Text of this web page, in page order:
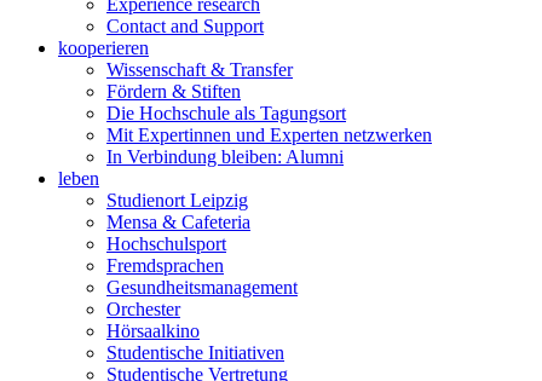
Experience research
Contact and Support
kooperieren
Wissenschaft & Transfer
Fördern & Stiften
Die Hochschule als Tagungsort
Mit Expertinnen und Experten netzwerken
In Verbindung bleiben: Alumni
leben
Studienort Leipzig
Mensa & Cafeteria
Hochschulsport
Fremdsprachen
Gesundheitsmanagement
Orchester
Hörsaalkino
Studentische Initiativen
Studentische Vertretung